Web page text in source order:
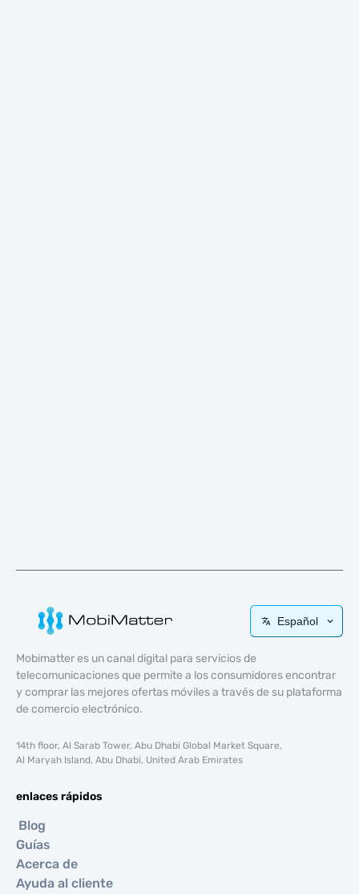
Español
Mobimatter es un canal digital para servicios de
telecomunicaciones que permite a los consumidores encontrar
y comprar las mejores ofertas móviles a través de su plataforma
de comercio electrónico.
14th floor, Al Sarab Tower, Abu Dhabi Global Market Square,
Al Maryah Island, Abu Dhabi, United Arab Emirates
enlaces rápidos
Blog
Guías
Acerca de
Ayuda al cliente